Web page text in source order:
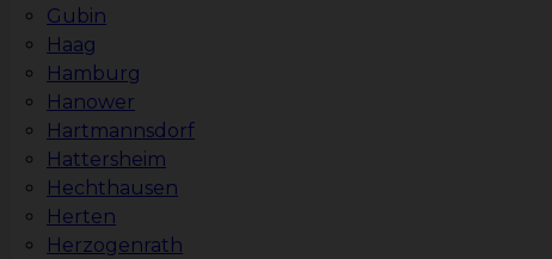
Gubin
Haag
Hamburg
Hanower
Hartmannsdorf
Hattersheim
Hechthausen
Herten
Herzogenrath